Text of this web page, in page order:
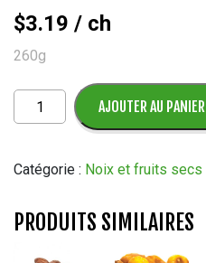
$3.19 / ch
260g
quantité
de
de
et
AJOUTER AU PANIER
Catégorie : Noix et fruits secs
PRODUITS SIMILAIRES